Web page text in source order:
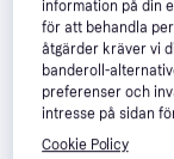
information på din
för att behandla
åtgärder kräver vi
banderoll-
preferenser och
intresse på sidan
Cookie Policy